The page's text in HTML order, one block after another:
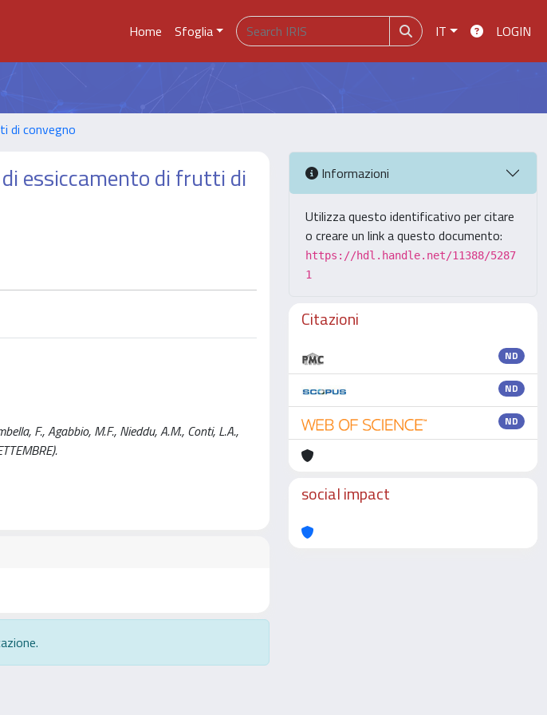
Home Sfoglia IT LOGIN
di convegno
essiccamento di frutti di
F., Agabbio, M.F., Nieddu, A.M., Conti, L.A.,
Informazioni
Utilizza questo identificativo per citare
o creare un link a questo documento:
https://hdl.handle.net/11388/5287
1
Citazioni
ND
ND
ND
social impact